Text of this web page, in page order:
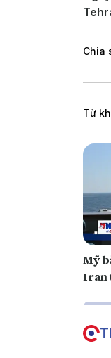
Chia
Từ
Mỹ
Iran